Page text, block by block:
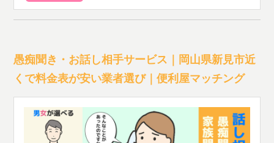
愚痴聞き・お話し相手サービス｜岡山県新見市近
くで料金表が安い業者選び｜便利屋マッチング